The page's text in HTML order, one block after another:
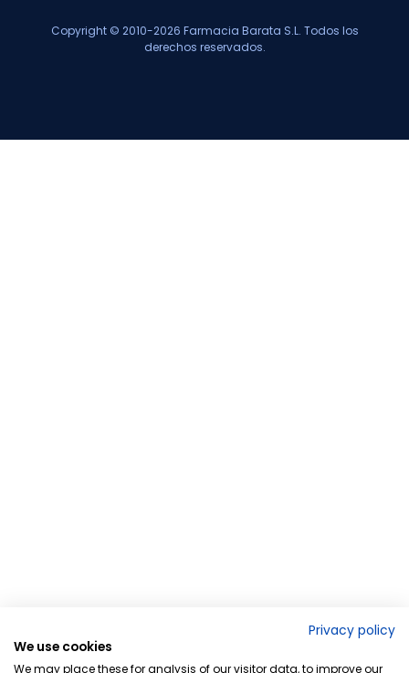
Copyright © 2010-2026 Farmacia Barata S.L. Todos los
derechos reservados.
Privacy policy
We use cookies
We may place these for analysis of our visitor data, to improve our